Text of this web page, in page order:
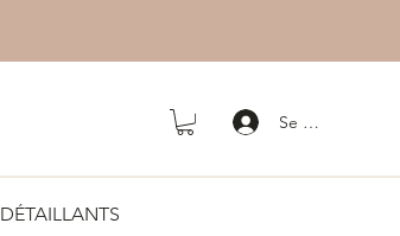
DÉTAILLANTS
Se connecter